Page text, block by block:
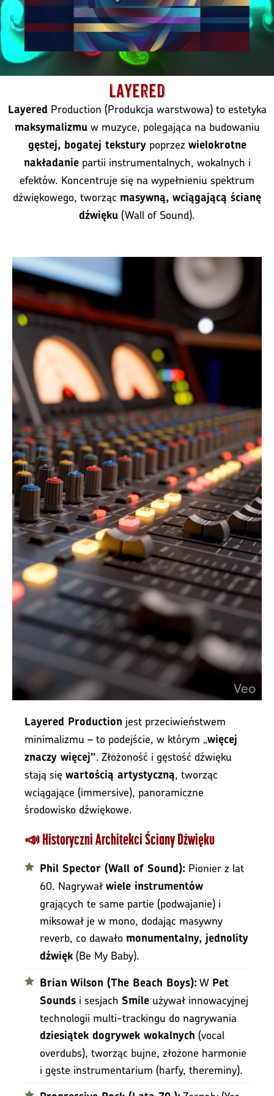
Layered
LayeredProduction (Produkcja warstwowa) to estetyka
maksymalizmuw muzyce, polegająca na budowaniu
gęstej, bogatej teksturypoprzez wielokrotne
nakładaniepartii instrumentalnych, wokalnych i
efektów. Koncentruje się na wypełnieniu spektrum
dźwiękowego, tworząc masywną, wciągającą ścianę
dźwięku (Wall of Sound).
Layered Production jest przeciwieństwem
minimalizmu – to podejście, w którym „więcej
znaczy więcej”. Złożoność i gęstość dźwięku
stają się wartością artystyczną, tworząc
wciągające (immersive), panoramiczne
środowisko dźwiękowe.
📣 Historyczni Architekci Ściany Dźwięku
Phil Spector (Wall of Sound): Pionier z lat
60. Nagrywałwiele instrumentów
grających te same partie (podwajanie) i
miksował je w mono, dodając masywny
reverb, co dawało monumentalny, jednolity
dźwięk (Be My Baby).
Brian Wilson (The Beach Boys):W Pet
Sounds i sesjach Smile używał innowacyjnej
technologii multi-trackingu do nagrywania
dziesiątek dogrywek wokalnych (vocal
overdubs), tworząc bujne, złożone harmonie
i gęste instrumentarium (harfy, thereminy).